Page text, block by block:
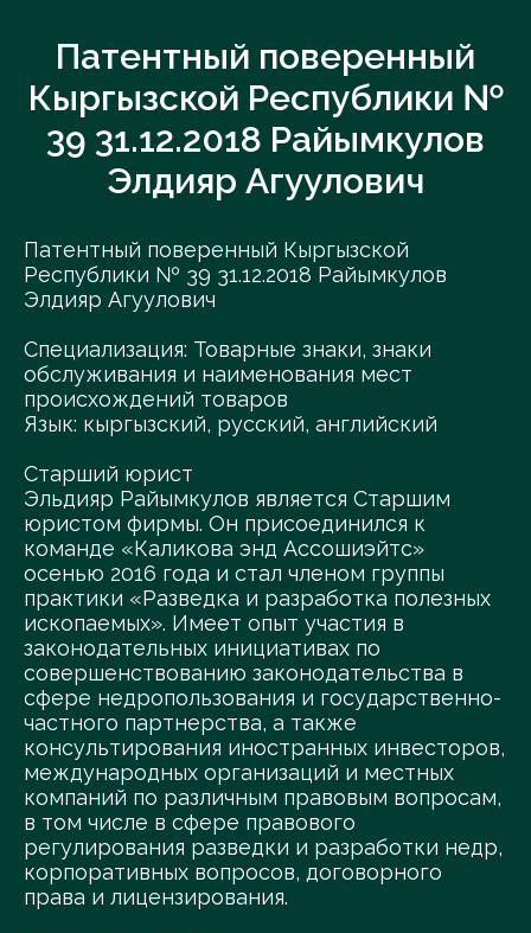
Патентный поверенный
Кыргызской Республики №
39 31.12.2018 Райымкулов
Элдияр Агуулович
Патентный поверенный Кыргызской
Республики № 39 31.12.2018 Райымкулов
Элдияр Агуулович
Специализация: Товарные знаки, знаки
обслуживания и наименования мест
происхождений товаров
Язык: кыргызский, русский, английский
Старший юрист
Эльдияр Райымкулов является Старшим
юристом фирмы. Он присоединился к
команде «Каликова энд Ассошиэйтс»
осенью 2016 года и стал членом группы
практики «Разведка и разработка полезных
ископаемых». Имеет опыт участия в
законодательных инициативах по
совершенствованию законодательства в
сфере недропользования и государственно-
частного партнерства, а также
консультирования иностранных инвесторов,
международных организаций и местных
компаний по различным правовым вопросам,
в том числе в сфере правового
регулирования разведки и разработки недр,
корпоративных вопросов, договорного
права и лицензирования.